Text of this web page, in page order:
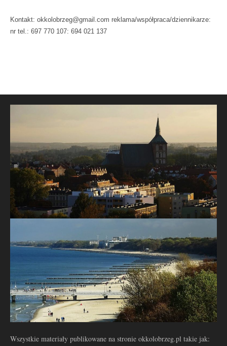
Kontakt: okkolobrzeg@gmail.com reklama/współpraca/dziennikarze:
nr tel.: 697 770 107: 694 021 137
Wszystkie materiały publikowane na stronie okkolobrzeg.pl takie jak: